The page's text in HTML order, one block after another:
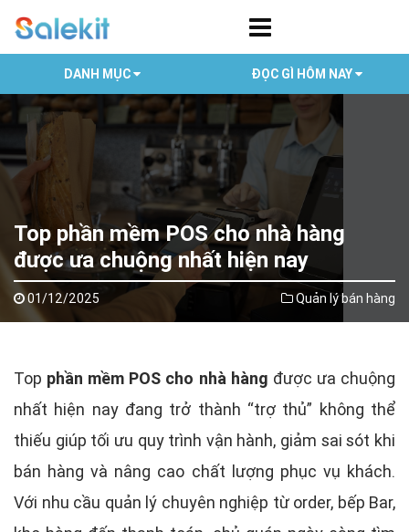
DANH MỤC ĐỌC GÌ HÔM NAY
Top phần mềm POS cho nhà hàng
được ưa chuộng nhất hiện nay
01/12/2025 Quản lý bán hàng
Top phần mềm POS cho nhà hàng được ưa chuộng
nhất hiện nay đang trở thành “trợ thủ” không thể
thiếu giúp tối ưu quy trình vận hành, giảm sai sót khi
bán hàng và nâng cao chất lượng phục vụ khách.
Với nhu cầu quản lý chuyên nghiệp từ order, bếp Bar,